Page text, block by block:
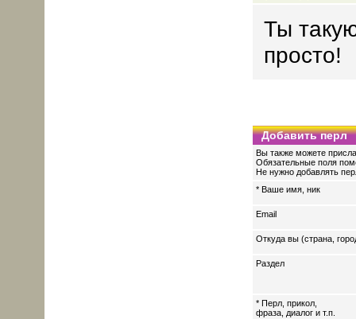
Ты
просто!
Добавить перл
Вы также можете
Обязательные поля
Не нужно добавлять
* Ваше имя, ник
Email
Откуда вы (страна,
Раздел
* Перл, прикол,
фраза, диалог и т.п.